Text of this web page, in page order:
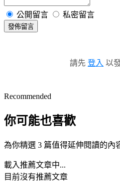
公開留言 私密留言
發佈留言
請先 登入 以
Recommended
你可能也喜歡
為你精選 3 篇值得延伸閱讀的內
載入推薦文章中...
目前沒有推薦文章